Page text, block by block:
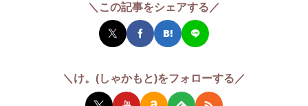
＼この記事をシェアする／
＼け。(しゃかもと)をフォローする／